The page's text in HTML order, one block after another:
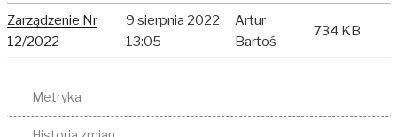
Zarządzenie Nr
12/2022
9 sierpnia 2022
13:05
Artur
Bartoś
734 KB
Metryka